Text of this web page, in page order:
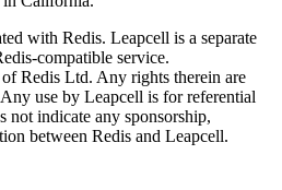
with Redis. Leapcell is a separate
compatible service.
Redis Ltd. Any rights therein are
use by Leapcell is for referential
not indicate any sponsorship,
between Redis and Leapcell.